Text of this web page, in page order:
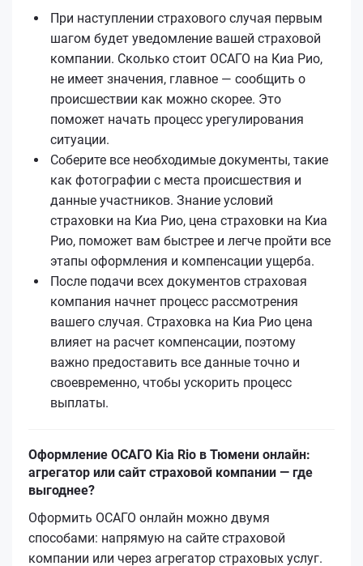
При наступлении страхового случая первым
шагом будет уведомление вашей страховой
компании. Сколько стоит ОСАГО на Киа Рио,
не имеет значения, главное — сообщить о
происшествии как можно скорее. Это
поможет начать процесс урегулирования
ситуации.
Соберите все необходимые документы, такие
как фотографии с места происшествия и
данные участников. Знание условий
страховки на Киа Рио, цена страховки на Киа
Рио, поможет вам быстрее и легче пройти все
этапы оформления и компенсации ущерба.
После подачи всех документов страховая
компания начнет процесс рассмотрения
вашего случая. Страховка на Киа Рио цена
влияет на расчет компенсации, поэтому
важно предоставить все данные точно и
своевременно, чтобы ускорить процесс
выплаты.
Оформление ОСАГО Kia Rio в Тюмени онлайн:
агрегатор или сайт страховой компании — где
выгоднее?
Оформить ОСАГО онлайн можно двумя
способами: напрямую на сайте страховой
компании или через агрегатор страховых услуг.